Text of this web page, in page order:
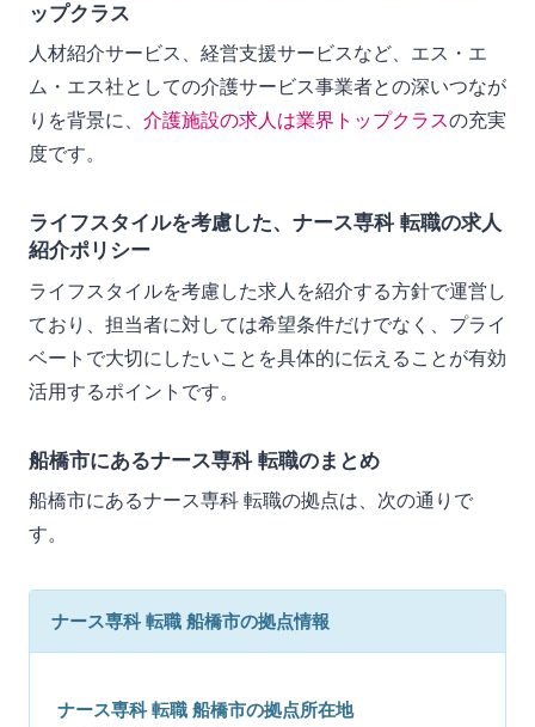
ップクラス
人材紹介サービス、経営支援サービスなど、エス・エ
ム・エス社としての介護サービス事業者との深いつなが
りを背景に、 介護施設の求人は業界トップクラスの充実
度です。
ライフスタイルを考慮した、ナース専科 転職の求人
紹介ポリシー
ライフスタイルを考慮した求人を紹介する方針で運営し
ており、担当者に対しては希望条件だけでなく、プライ
ベートで大切にしたいことを具体的に伝えることが有効
活用するポイントです。
船橋市にあるナース専科 転職のまとめ
船橋市にあるナース専科 転職の拠点は、次の通りで
す。
ナース専科 転職 船橋市の拠点情報
ナース専科 転職 船橋市の拠点所在地